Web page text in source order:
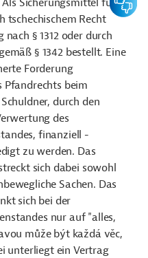
Sicherungsmittel für
tschechischem Recht
§ 1312 oder durch
§ 1342 bestellt. Eine
Forderung
Pfandrechts beim
durch den
des
finanziell -
zu werden. Das
sich dabei sowohl
Sachen. Das
sich bei der
nur auf "alles,
může být každá věc,
unterliegt ein Vertrag